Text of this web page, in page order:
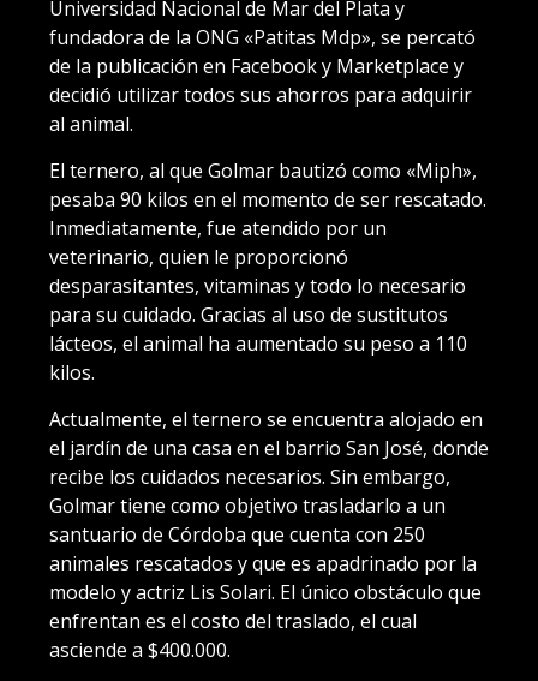
Universidad Nacional de Mar del Plata y
fundadora de la ONG «Patitas Mdp», se percató
de la publicación en Facebook y Marketplace y
decidió utilizar todos sus ahorros para adquirir
al animal.
El ternero, al que Golmar bautizó como «Miph»,
pesaba 90 kilos en el momento de ser rescatado.
Inmediatamente, fue atendido por un
veterinario, quien le proporcionó
desparasitantes, vitaminas y todo lo necesario
para su cuidado. Gracias al uso de sustitutos
lácteos, el animal ha aumentado su peso a 110
kilos.
Actualmente, el ternero se encuentra alojado en
el jardín de una casa en el barrio San José, donde
recibe los cuidados necesarios. Sin embargo,
Golmar tiene como objetivo trasladarlo a un
santuario de Córdoba que cuenta con 250
animales rescatados y que es apadrinado por la
modelo y actriz Lis Solari. El único obstáculo que
enfrentan es el costo del traslado, el cual
asciende a $400.000.